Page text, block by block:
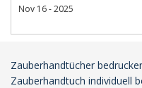
Nov 16 - 2025
Zauberhandtücher
Zauberhandtuch individuell